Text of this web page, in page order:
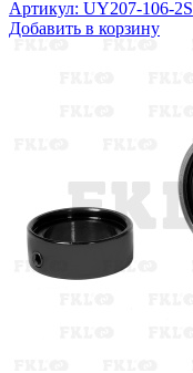
Артикул: UY207-106-2S
Добавить в корзину